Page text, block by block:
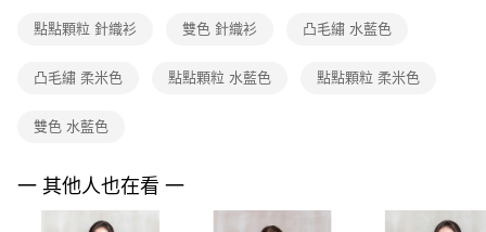
※ 請注意：結帳手續完成當下不需立刻繳費，但若您需要取消訂單，請聯絡
※ 交易是否成功請以「AFTEE先享後付 」之結帳頁面顯示為準，若有關於
客戶支援中心」
１．透過由恩沛科技股份有限公司提供之「AFTEE先享後付」服務完成之交
權轉讓予恩沛科技股份有限公司。
離島宅配 (蘭嶼恕不配送)
免運費
點點顆粒 針織衫 雙色 針織衫 凸毛繡 水藍色
凸毛繡 柔米色 點點顆粒 水藍色 點點顆粒 柔米色
雙色 水藍色
一 其他人也在看 一